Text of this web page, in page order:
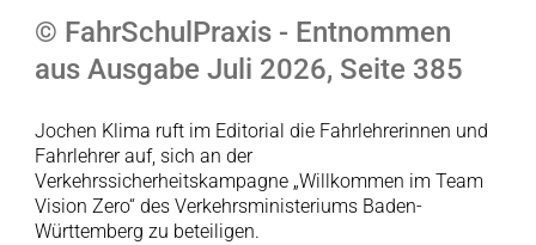
© FahrSchulPraxis - Entnommen
aus Ausgabe Juli 2026, Seite 385
Jochen Klima ruft im Editorial die Fahrlehrerinnen und
Fahrlehrer auf, sich an der
Verkehrssicherheitskampagne „Willkommen im Team
Vision Zero“ des Verkehrsministeriums Baden-
Württemberg zu beteiligen.